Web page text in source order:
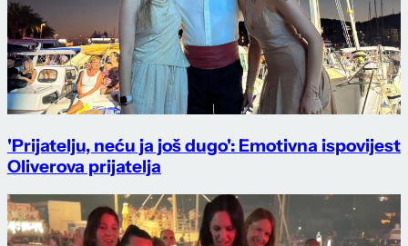
'Prijatelju, neću ja još dugo': Emotivna ispovijest
Oliverova prijatelja